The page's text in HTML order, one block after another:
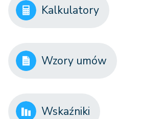
Kalkulatory
Wzory umów
Wskaźniki